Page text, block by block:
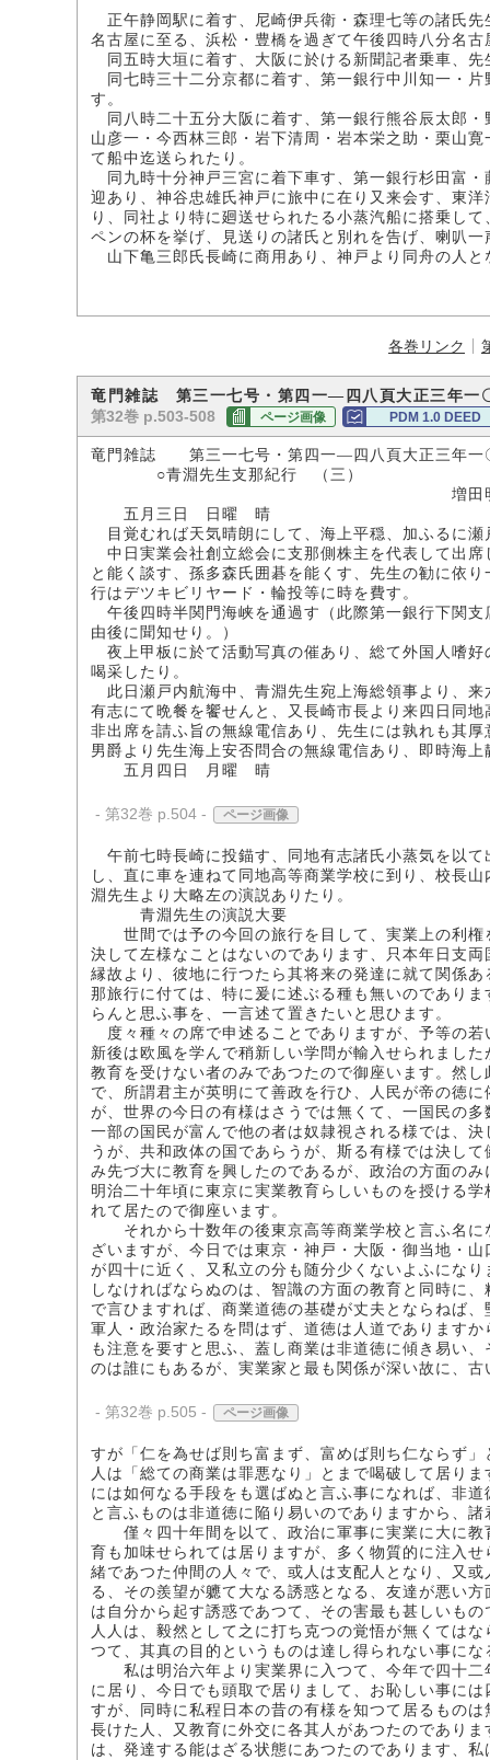
正午静岡駅に着す、尼崎伊兵衛・森理七等の諸氏
名古屋に至る、浜松・豊橋を過ぎて午後四時八分名
同五時大垣に着す、大阪に於ける新聞記者乗車、
同七時三十二分京都に着す、第一銀行中川知一・
す。
同八時二十五分大阪に着す、第一銀行熊谷辰太郎
山彦一・今西林三郎・岩下清周・岩本栄之助・栗山
て船中迄送られたり。
同九時十分神戸三宮に着下車す、第一銀行杉田富
迎あり、神谷忠雄氏神戸に旅中に在り又来会す、東
り、同社より特に廻送せられたる小蒸汽船に搭乗し
ペンの杯を挙げ、見送りの諸氏と別れを告げ、喇叭
山下亀三郎氏長崎に商用あり、神戸より同舟の人と
各巻リンク
竜門雑誌 第三一七号・第四一―四八頁大正三年
第32巻 p.503-508 ページ画像 PDM 1.0 DEED
竜門雑誌 第三一七号・第四一―四八頁大正三年一
○青淵先生支那紀行 （三）
増田明
五月三日 日曜 晴
目覚むれば天気晴朗にして、海上平穏、加ふるに
中日実業会社創立総会に支那側株主を代表して出
と能く談す、孫多森氏囲碁を能くす、先生の勧に依
行はデツキビリヤード・輪投等に時を費す。
午後四時半関門海峡を通過す（此際第一銀行下関
由後に聞知せり。）
夜上甲板に於て活動写真の催あり、総て外国人嗜
喝采したり。
此日瀬戸内航海中、青淵先生宛上海総領事より、
有志にて晩餐を饗せんと、又長崎市長より来四日同
非出席を請ふ旨の無線電信あり、先生には孰れも其
男爵より先生海上安否問合の無線電信あり、即時海
五月四日 月曜 晴
- 第32巻 p.504 - ページ画像
午前七時長崎に投錨す、同地有志諸氏小蒸気を以
し、直に車を連ねて同地高等商業学校に到り、校長
淵先生より大略左の演説ありたり。
青淵先生の演説大要
世間では予の今回の旅行を目して、実業上の利権
決して左様なことはないのであります、只本年日支
縁故より、彼地に行つたら其将来の発達に就て関係
那旅行に付ては、特に爰に述ぶる種も無いのであり
らんと思ふ事を、一言述て置きたいと思ひます。
度々種々の席で申述ることでありますが、予等の
新後は欧風を学んで稍新しい学問が輸入せられまし
教育を受けない者のみであつたので御座います。然
で、所謂君主が英明にて善政を行ひ、人民が帝の徳
が、世界の今日の有様はさうでは無くて、一国民の
一部の国民が富んで他の者は奴隷視される様では、
うが、共和政体の国であらうが、斯る有様では決し
み先づ大に教育を興したのであるが、政治の方面の
明治二十年頃に東京に実業教育らしいものを授ける
れて居たので御座います。
それから十数年の後東京高等商業学校と言ふ名に
ざいますが、今日では東京・神戸・大阪・御当地・
が四十に近く、又私立の分も随分少くないよふにな
しなければならぬのは、智識の方面の教育と同時に
で言ひますれば、商業道徳の基礎が丈夫とならねば
軍人・政治家たるを問はず、道徳は人道であります
も注意を要すと思ふ、蓋し商業は非道徳に傾き易い
のは誰にもあるが、実業家と最も関係が深い故に、
- 第32巻 p.505 - ページ画像
すが「仁を為せば則ち富まず、富めば則ち仁ならず
人は「総ての商業は罪悪なり」とまで喝破して居り
には如何なる手段をも選ばぬと言ふ事になれば、非
と言ふものは非道徳に陥り易いのでありますから、
僅々四十年間を以て、政治に軍事に実業に大に教
育も加味せられては居りますが、多く物質的に注入
緒であつた仲間の人々で、或人は支配人となり、又
る、その羨望が軈て大なる誘惑となる、友達が悪い
は自分から起す誘惑であつて、その害最も甚しいも
人人は、毅然として之に打ち克つの覚悟が無くては
つて、其真の目的というものは達し得られない事にな
私は明治六年より実業界に入つて、今年で四十二
に居り、今日でも頭取で居りまして、お恥しい事に
すが、同時に私程日本の昔の有様を知つて居るもの
長けた人、又教育に外交に各其人があつたのであり
は、発達する能はざる状態にあつたのであります、